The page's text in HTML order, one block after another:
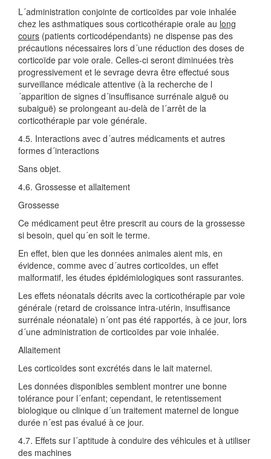
L´administration conjointe de corticoïdes par voie inhalée
chez les asthmatiques sous corticothérapie orale au long
cours (patients corticodépendants) ne dispense pas des
précautions nécessaires lors d´une réduction des doses de
corticoïde par voie orale. Celles-ci seront diminuées très
progressivement et le sevrage devra être effectué sous
surveillance médicale attentive (à la recherche de l
´apparition de signes d´insuffisance surrénale aiguë ou
subaiguë) se prolongeant au-delà de l´arrêt de la
corticothérapie par voie générale.
4.5. Interactions avec d´autres médicaments et autres
formes d´interactions
Sans objet.
4.6. Grossesse et allaitement
Grossesse
Ce médicament peut être prescrit au cours de la grossesse
si besoin, quel qu´en soit le terme.
En effet, bien que les données animales aient mis, en
évidence, comme avec d´autres corticoïdes, un effet
malformatif, les études épidémiologiques sont rassurantes.
Les effets néonatals décrits avec la corticothérapie par voie
générale (retard de croissance intra-utérin, insuffisance
surrénale néonatale) n´ont pas été rapportés, à ce jour, lors
d´une administration de corticoïdes par voie inhalée.
Allaitement
Les corticoïdes sont excrétés dans le lait maternel.
Les données disponibles semblent montrer une bonne
tolérance pour l´enfant; cependant, le retentissement
biologique ou clinique d´un traitement maternel de longue
durée n´est pas évalué à ce jour.
4.7. Effets sur l´aptitude à conduire des véhicules et à utiliser
des machines